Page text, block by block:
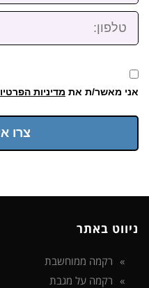
טלפון:
אני מאשר/ת את מדיניות
צרו
ניווט באתר
רקמה ממוחשבת
רקמה על מגבת